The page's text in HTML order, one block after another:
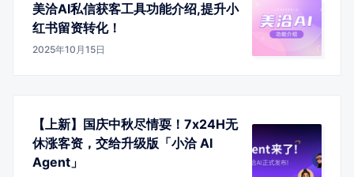
美洽AI私信获客工具功能介绍,提升小
红书留资转化！
2025年10月15日
【上新】国庆中秋尽情耍！7x24H无
休涨客资，交给升级版「小洽 AI
Agent」